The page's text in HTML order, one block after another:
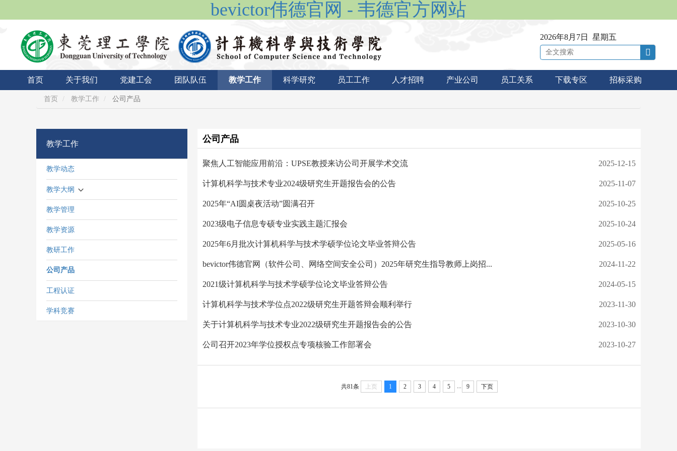
bevictor伟德官网 - 韦德官方网站
2026年8月7日 星期五
首页 关于我们 党建工会 团队队伍 教学工作 科学研究 员工工作 人才招聘 产业公司 员工关系 下载专区 招标采购
首页 教学工作 公司产品
教学工作
教学动态
教学大纲
教学管理
教学资源
教研工作
公司产品
工程认证
学科竞赛
公司产品
聚焦人工智能应用前沿：UPSE教授来访公司开展学术交流 2025-12-15
计算机科学与技术专业2024级研究生开题报告会的公告 2025-11-07
2025年“AI圆桌夜活动”圆满召开 2025-10-25
2023级电子信息专硕专业实践主题汇报会 2025-10-24
2025年6月批次计算机科学与技术学硕学位论文毕业答辩公告 2025-05-16
bevictor伟德官网（软件公司、网络空间安全公司）2025年研究生指导教师上岗招... 2024-11-22
2021级计算机科学与技术学硕学位论文毕业答辩公告 2024-05-15
计算机科学与技术学位点2022级研究生开题答辩会顺利举行 2023-11-30
关于计算机科学与技术专业2022级研究生开题报告会的公告 2023-10-30
公司召开2023年学位授权点专项核验工作部署会 2023-10-27
共81条 上页 1 2 3 4 5 9 下页